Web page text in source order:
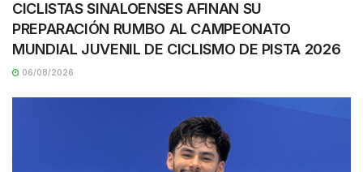
CICLISTAS SINALOENSES AFINAN SU
PREPARACIÓN RUMBO AL CAMPEONATO
MUNDIAL JUVENIL DE CICLISMO DE PISTA 2026
06/08/2026